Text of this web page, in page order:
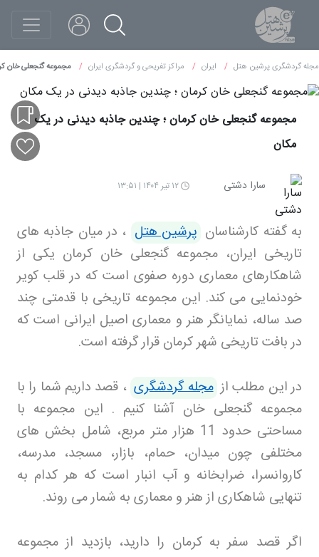
مجله گردشگری پرشین هتل ایران مراکز تفریحی و گردشگری ایران مجموعه گنجعلی خان
مجموعه گنجعلی خان کرمان ؛ چندین جاذبه دیدنی در یک
مکان
سارا دشتی ۱۲ تیر ۱۴۰۴ | ۱۳:۵۱
به گفته کارشناسان پرشین هتل ، در میان جاذبه های
تاریخی ایران، مجموعه گنجعلی خان کرمان یکی از
شاهکارهای معماری دوره صفوی است که در قلب کویر
خودنمایی می کند. این مجموعه تاریخی با قدمتی چند
صد ساله، نمایانگر هنر و معماری اصیل ایرانی است که
در بافت تاریخی شهر کرمان قرار گرفته است.
در این مطلب از مجله گردشگری ، قصد داریم شما را با
مجموعه گنجعلی خان آشنا کنیم . این مجموعه با
مساحتی حدود 11 هزار متر مربع، شامل بخش های
مختلفی چون میدان، حمام، بازار، مسجد، مدرسه،
کاروانسرا، ضرابخانه و آب انبار است که هر کدام به
تنهایی شاهکاری از هنر و معماری به شمار می روند.
اگر قصد سفر به کرمان را دارید، بازدید از مجموعه